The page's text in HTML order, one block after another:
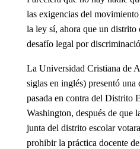
las exigencias del
la ley sí, ahora que un distrito
desafío legal por
La Universidad Cristiana de
siglas en inglés) presentó una
pasada en contra del Distrito
Washington, después de que
junta del distrito escolar
prohibir la práctica docente